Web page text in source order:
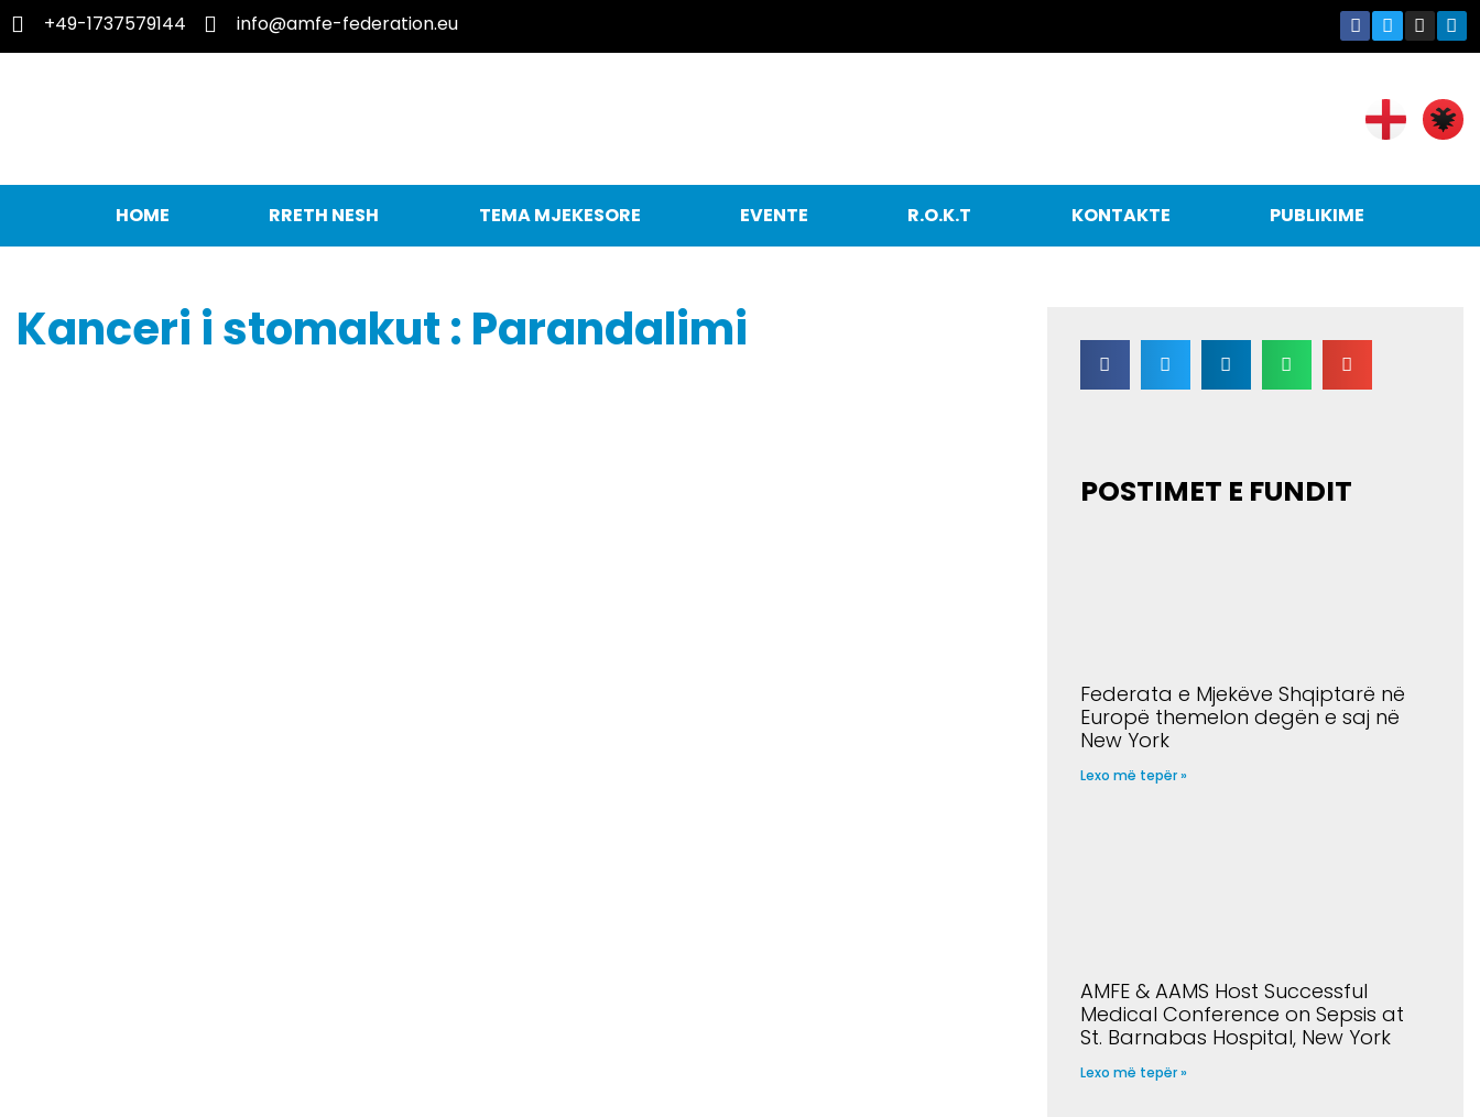
+49-1737579144 info@amfe-federation.eu
HOME RRETH NESH TEMA MJEKESORE EVENTE R.O.K.T KONTAKTE PUBLIKIME
Kanceri i stomakut : Parandalimi
POSTIMET E FUNDIT
Federata e Mjekëve Shqiptarë në
Europë themelon degën e saj në
New York
Lexo më tepër »
AMFE & AAMS Host Successful
Medical Conference on Sepsis at
St. Barnabas Hospital, New York
Lexo më tepër »